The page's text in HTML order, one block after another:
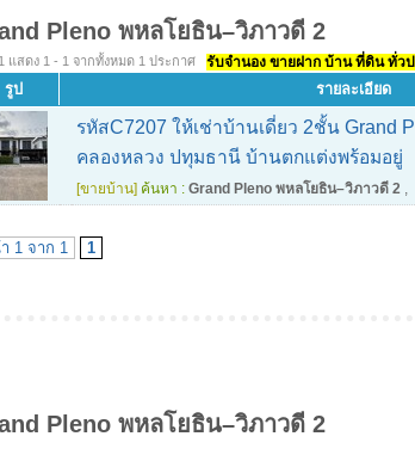
Pleno พหลโยธิน–วิภาวดี 2
แสดง 1 - 1 จากทั้งหมด 1 ประกาศ รับจำนอง ขายฝาก บ้าน ที่ดิน ทั่วป
รูป รายละเอียด
รหัสC7207 ให้เช่าบ้านเดี่ยว 2ชั้น Grand
คลองหลวง ปทุมธานี บ้านตกแต่งพร้อมอยู่
[ขายบ้าน] ค้นหา : Grand Pleno พหลโยธิน–วิภาวดี 2 ,
1 จาก 1 1
Pleno พหลโยธิน–วิภาวดี 2